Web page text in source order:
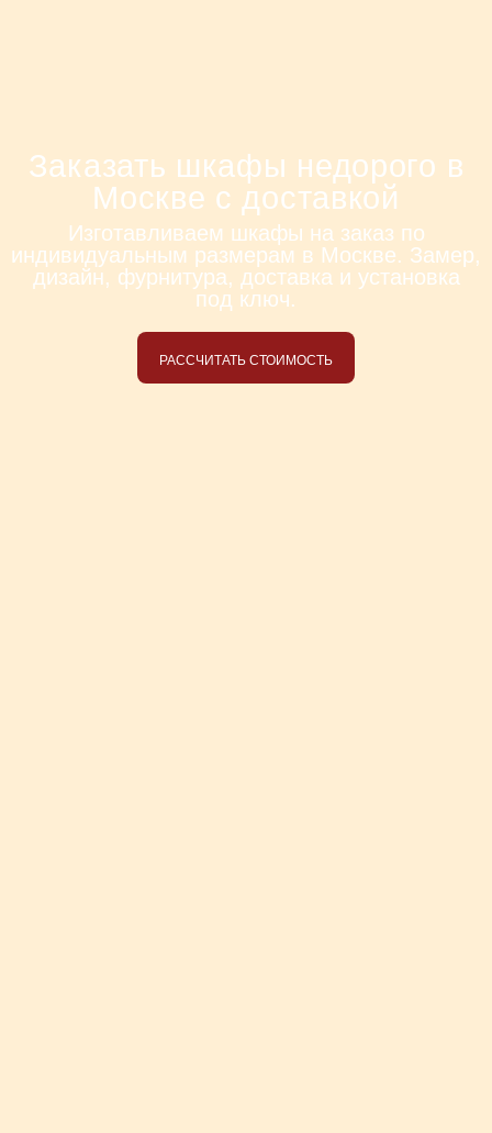
Заказать шкафы недорого в
Москве с доставкой
Изготавливаем шкафы на заказ по
индивидуальным размерам в Москве. Замер,
дизайн, фурнитура, доставка и установка
под ключ.
РАССЧИТАТЬ СТОИМОСТЬ